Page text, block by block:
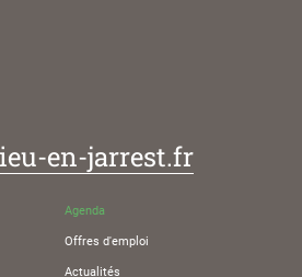
en-jarrest.fr
Agenda
Offres d'emploi
Actualités